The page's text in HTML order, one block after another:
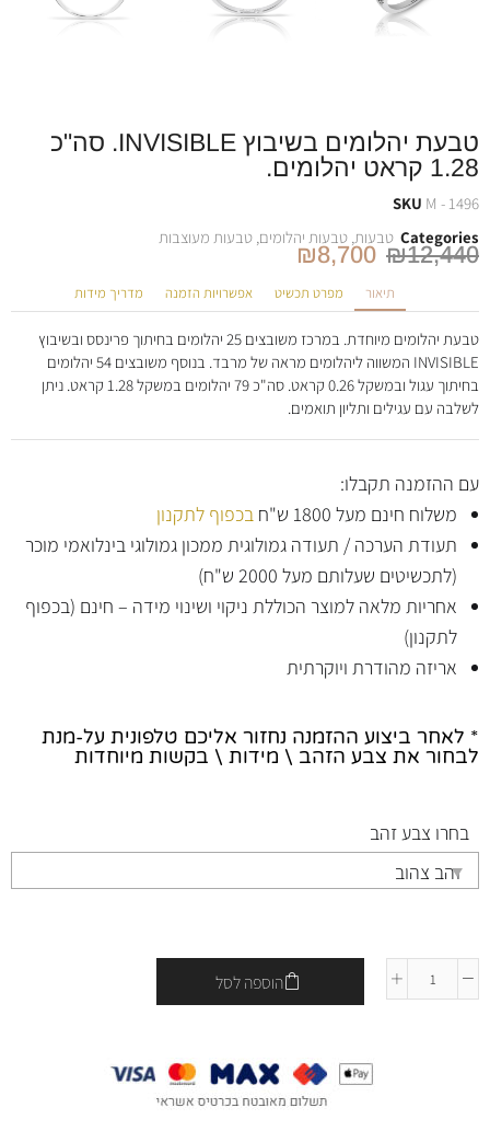
טבעת יהלומים בשיבוץ INVISIBLE. סה"כ
1.28 קראט יהלומים.
SKU M - 1496
Categories טבעות טבעות יהלומים טבעות מעוצבות
₪12,440
₪8,700
תיאור מפרט תכשיט אפשרויות הזמנה מדריך מידות
טבעת יהלומים מיוחדת. במרכז משובצים 25 יהלומים בחיתוך פרינסס ובשיבוץ
INVISIBLE המשווה ליהלומים מראה של מרבד. בנוסף משובצים 54 יהלומים
בחיתוך עגול ובמשקל 0.26 קראט. סה"כ 79 יהלומים במשקל 1.28 קראט. ניתן
לשלבה עם עגילים ותליון תואמים.
עם ההזמנה תקבלו:
משלוח חינם מעל 1800 ש"ח
בכפוף לתקנון
תעודת הערכה / תעודה גמולוגית ממכון גמולוגי בינלואמי מוכר
(לתכשיטים שעלותם מעל 2000 ש"ח)
אחריות מלאה למוצר הכוללת ניקוי ושינוי מידה – חינם (בכפוף
לתקנון)
אריזה מהודרת ויוקרתית
* לאחר ביצוע ההזמנה נחזור אליכם טלפונית על-מנת
לבחור את צבע הזהב \ מידות \ בקשות מיוחדות
בחרו צבע זהב
הוספה לסל